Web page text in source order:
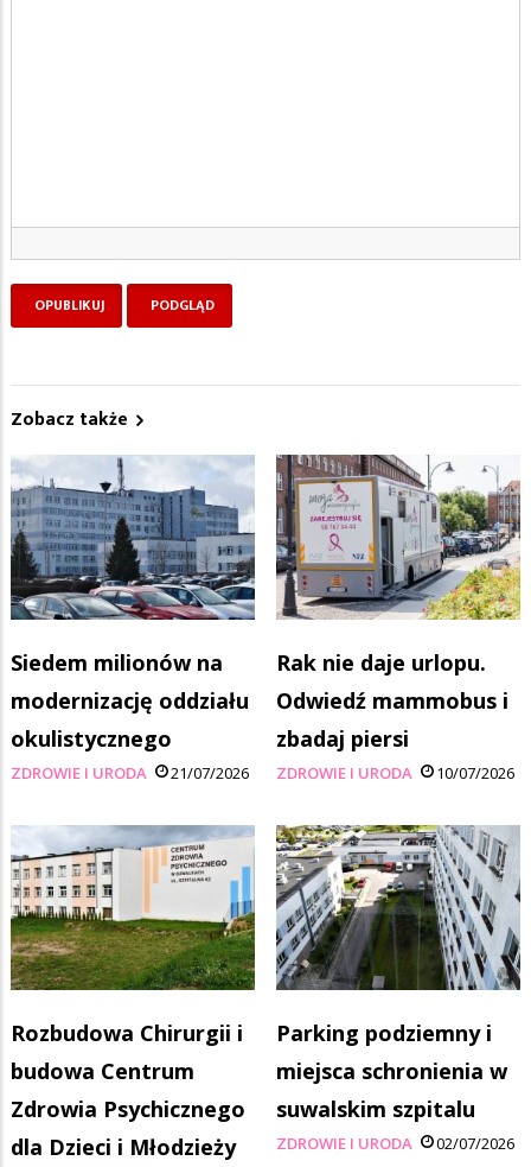
Zobacz także
Siedem milionów na
modernizację oddziału
okulistycznego
ZDROWIE I URODA 21/07/2026
Rak nie daje urlopu.
Odwiedź mammobus i
zbadaj piersi
ZDROWIE I URODA 10/07/2026
Rozbudowa Chirurgii i
budowa Centrum
Zdrowia Psychicznego
dla Dzieci i Młodzieży
Parking podziemny i
miejsca schronienia w
suwalskim szpitalu
ZDROWIE I URODA 02/07/2026